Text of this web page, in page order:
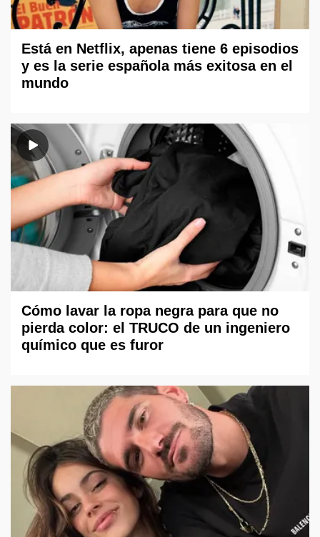
Está en Netflix, apenas tiene 6 episodios
y es la serie española más exitosa en el
mundo
Cómo lavar la ropa negra para que no
pierda color: el TRUCO de un ingeniero
químico que es furor